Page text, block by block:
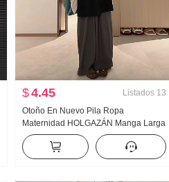
$4.45 Listados 13
Otoño En Nuevo Pila Ropa
Maternidad HOLGAZÁN Manga Larga
Chaleco Pantalones de pierna ancha
Conjunto de tres piezas Conjunto